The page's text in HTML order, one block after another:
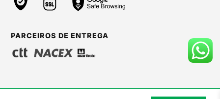
PARCEIROS DE ENTREGA